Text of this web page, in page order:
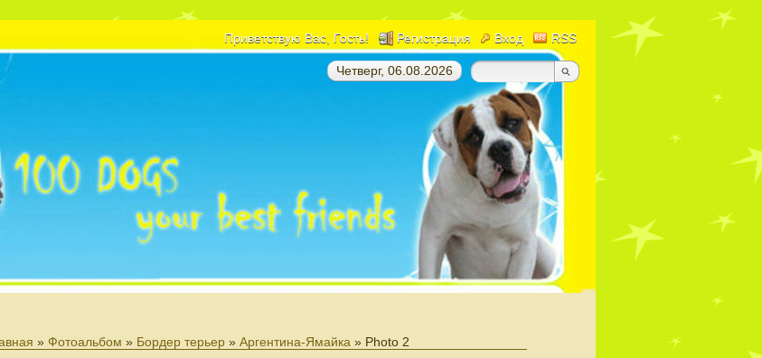
Приветствую Вас , Гость! Регистрация Вход RSS
Четверг, 06.08.2026
» Фотоальбом » Бордер терьер » Аргентина-Ямайка » Photo 2